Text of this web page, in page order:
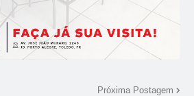
Próxima Postagem